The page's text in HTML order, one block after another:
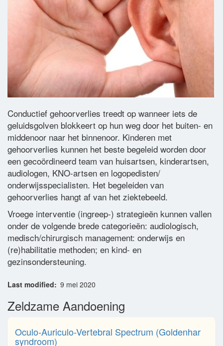
Woordenlijst
Conductief gehoorverlies treedt op wanneer iets de
geluidsgolven blokkeert op hun weg door het buiten- en
middenoor naar het binnenoor. Kinderen met
gehoorverlies kunnen het beste begeleid worden door
een gecoördineerd team van huisartsen, kinderartsen,
audiologen, KNO-artsen en logopedisten/
onderwijsspecialisten. Het begeleiden van
gehoorverlies hangt af van het ziektebeeld.
Vroege interventie (ingreep-) strategieën kunnen vallen
onder de volgende brede categorieën: audiologisch,
medisch/chirurgisch management: onderwijs en
(re)habilitatie methoden; en kind- en
gezinsondersteuning.
Last modified 9 mei 2020
Zeldzame Aandoening
Oculo-Auriculo-Vertebral Spectrum (Goldenhar
syndroom)